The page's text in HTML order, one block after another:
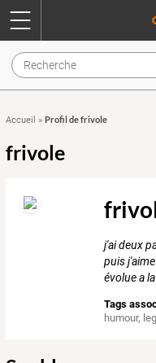
Accueil » Profil de frivole
frivole
j'ai deux
puis
évolue a
Tags
humour,